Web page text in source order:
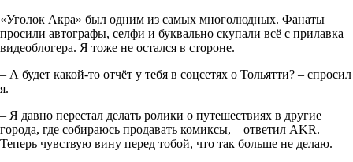
«Уголок Акра» был одним из самых многолюдных. Фанаты
просили автографы, селфи и буквально скупали всё с прилавка
видеоблогера. Я тоже не остался в стороне.
– А будет какой-то отчёт у тебя в соцсетях о Тольятти? – спросил
я.
– Я давно перестал делать ролики о путешествиях в другие
города, где собираюсь продавать комиксы, – ответил AKR. –
Теперь чувствую вину перед тобой, что так больше не делаю.